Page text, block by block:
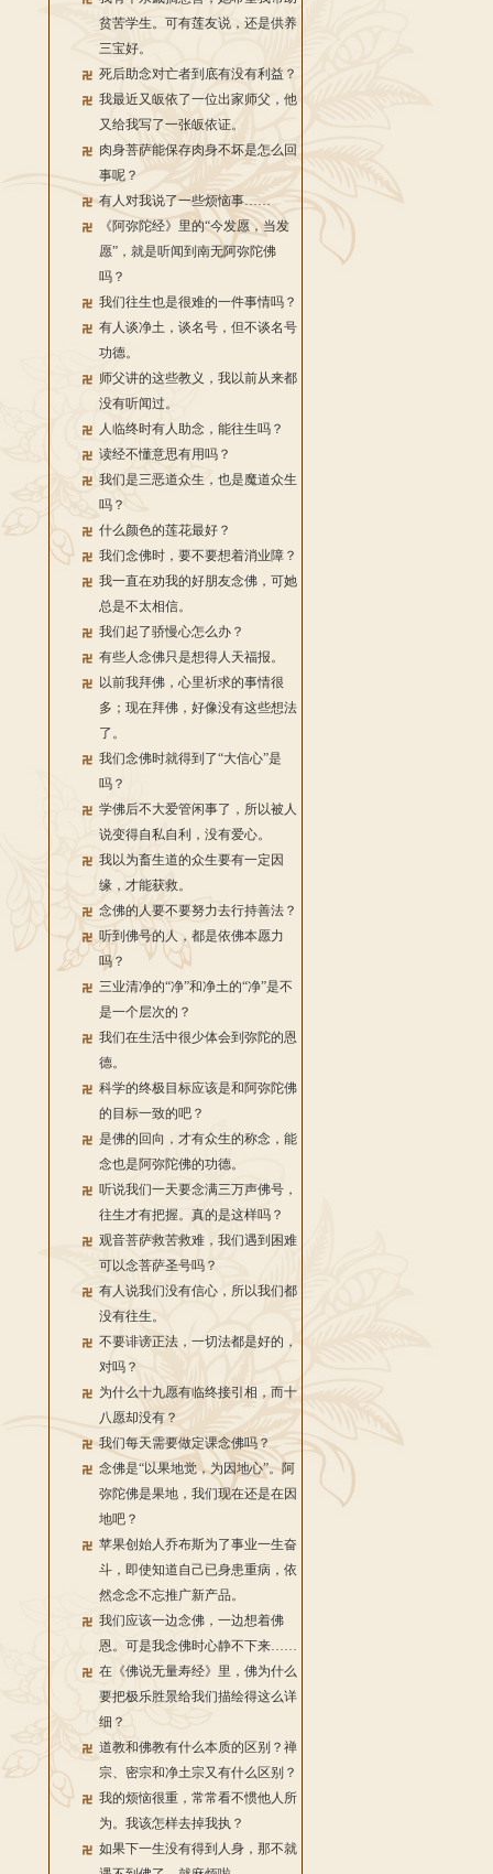
贫苦学生。可有莲友说，还是供养
三宝好。
死后助念对亡者到底有没有利益？
我最近又皈依了一位出家师父，他
又给我写了一张皈依证。
肉身菩萨能保存肉身不坏是怎么回
事呢？
有人对我说了一些烦恼事……
《阿弥陀经》里的“今发愿，当发
愿”，就是听闻到南无阿弥陀佛
吗？
我们往生也是很难的一件事情吗？
有人谈净土，谈名号，但不谈名号
功德。
师父讲的这些教义，我以前从来都
没有听闻过。
人临终时有人助念，能往生吗？
读经不懂意思有用吗？
我们是三恶道众生，也是魔道众生
吗？
什么颜色的莲花最好？
我们念佛时，要不要想着消业障？
我一直在劝我的好朋友念佛，可她
总是不太相信。
我们起了骄慢心怎么办？
有些人念佛只是想得人天福报。
以前我拜佛，心里祈求的事情很
多；现在拜佛，好像没有这些想法
了。
我们念佛时就得到了“大信心”是
吗？
学佛后不大爱管闲事了，所以被人
说变得自私自利，没有爱心。
我以为畜生道的众生要有一定因
缘，才能获救。
念佛的人要不要努力去行持善法？
听到佛号的人，都是依佛本愿力
吗？
三业清净的“净”和净土的“净”是不
是一个层次的？
我们在生活中很少体会到弥陀的恩
德。
科学的终极目标应该是和阿弥陀佛
的目标一致的吧？
是佛的回向，才有众生的称念，能
念也是阿弥陀佛的功德。
听说我们一天要念满三万声佛号，
往生才有把握。真的是这样吗？
观音菩萨救苦救难，我们遇到困难
可以念菩萨圣号吗？
有人说我们没有信心，所以我们都
没有往生。
不要诽谤正法，一切法都是好的，
对吗？
为什么十九愿有临终接引相，而十
八愿却没有？
我们每天需要做定课念佛吗？
念佛是“以果地觉，为因地心”。阿
弥陀佛是果地，我们现在还是在因
地吧？
苹果创始人乔布斯为了事业一生奋
斗，即使知道自己已身患重病，依
然念念不忘推广新产品。
我们应该一边念佛，一边想着佛
恩。可是我念佛时心静不下来……
在《佛说无量寿经》里，佛为什么
要把极乐胜景给我们描绘得这么详
细？
道教和佛教有什么本质的区别？禅
宗、密宗和净土宗又有什么区别？
我的烦恼很重，常常看不惯他人所
为。我该怎样去掉我执？
如果下一生没有得到人身，那不就